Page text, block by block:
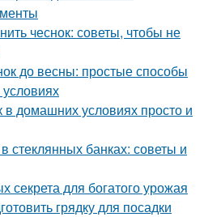
чеснок: советы, чтобы не
до весны: простые способы
в домашних условиях просто и
стеклянных банках: советы и
секрета для богатого урожая
грядку для посадки